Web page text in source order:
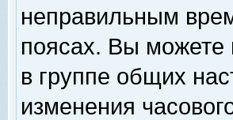
неправильным
поясах. Вы можете
в группе общих
изменения